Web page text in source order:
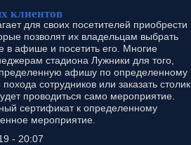
клиентов
для своих посетителей приобрести
позволят их владельцам выбрать
в афише и посетить его. Многие
стадиона Лужники для того,
афишу по определенному
сотрудников или заказать столик
проводиться само мероприятие.
сертификат к определенному
мероприятие.
- 20:07